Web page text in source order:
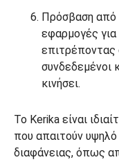
Πρόσβαση από
εφαρμογές για
επιτρέποντας
συνδεδεμένοι
κινήσει.
Το Kerika είναι
που απαιτούν
διαφάνειας, όπως